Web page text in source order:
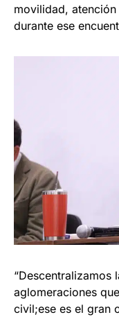
movilidad,
durante ese
“Descentralizamos
aglomeraciones
civil;ese es el gran